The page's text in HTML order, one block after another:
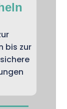
bis zur